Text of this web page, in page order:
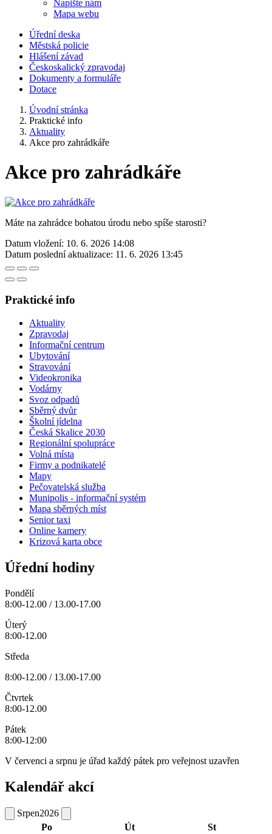
Napište nám
Mapa webu
Úřední deska
Městská policie
Hlášení závad
Českoskalický zpravodaj
Dokumenty a formuláře
Dotace
Úvodní stránka
Praktické info
Aktuality
Akce pro zahrádkáře
Akce pro zahrádkáře
Máte na zahrádce bohatou úrodu nebo spíše starosti?
Datum vložení: 10. 6. 2026 14:08
Datum poslední aktualizace: 11. 6. 2026 13:45
Praktické info
Aktuality
Zpravodaj
Informační centrum
Ubytování
Stravování
Videokronika
Vodárny
Svoz odpadů
Sběrný dvůr
Školní jídelna
Česká Skalice 2030
Regionální spolupráce
Volná místa
Firmy a podnikatelé
Mapy
Pečovatelská služba
Munipolis - informační systém
Mapa sběrných míst
Senior taxi
Online kamery
Krizová karta obce
Úřední hodiny
Pondělí
8:00-12.00 / 13.00-17.00
Úterý
8:00-12.00
Středa
8:00-12.00 / 13.00-17.00
Čtvrtek
8:00-12.00
Pátek
8:00-12:00
V červenci a srpnu je úřad každý pátek pro veřejnost uzavřen
Kalendář akcí
Srpen2026
Po
Út
St